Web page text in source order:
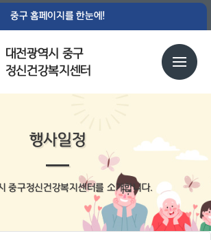
중구 홈페이지를 한눈에!
대전광역시 중구
정신건강복지센터
행사일정
중구정신건강복지센터를 소개합니다.